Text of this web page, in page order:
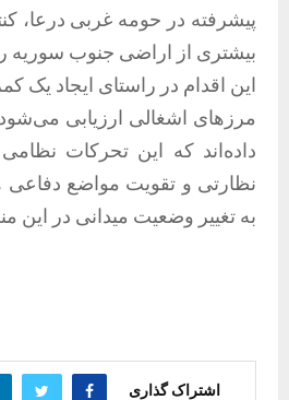
پیشرفته در حومه غربی درعا،
بیشتری از اراضی جنوب
این اقدام در راستای ایجاد یک
مرزهای اشغالی ارزیابی
داده‌اند که این تحرکات
نظارتی و تقویت مواضع دفاعی
به تغییر وضعیت میدانی در این
اشتراک گذاری